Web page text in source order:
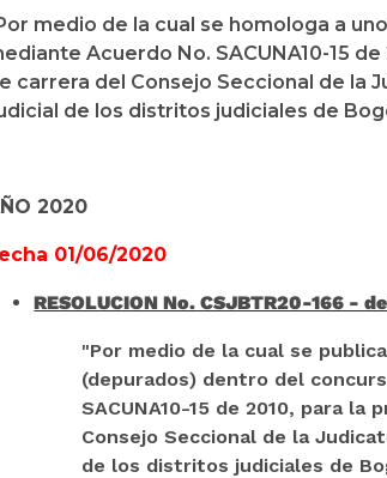
medio de la cual se homologa a
Acuerdo No. SACUNA10-15
carrera del Consejo Seccional de la
de los distritos judiciales de
2020
01/06/2020
RESOLUCION No. CSJBTR20-166 -
"Por medio de la cual se
(depurados) dentro del
SACUNA10-15 de 2010, para
Consejo Seccional de la
de los distritos judiciales de